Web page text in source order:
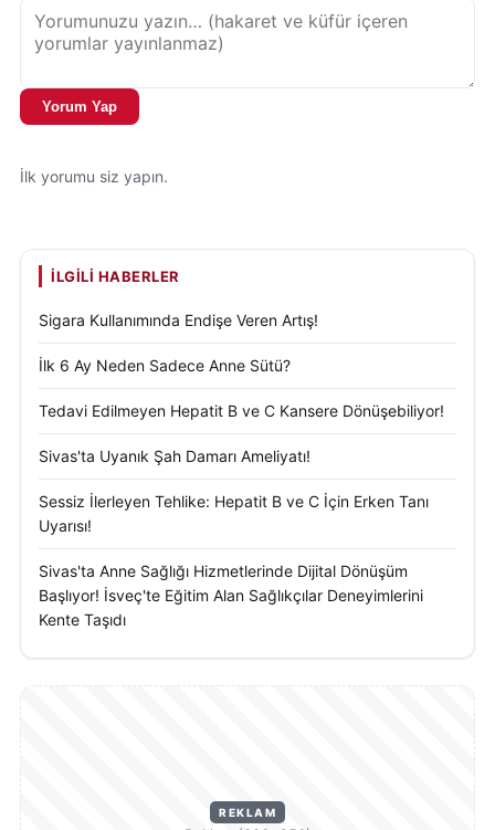
Yorum Yap
İlk yorumu siz yapın.
İLGILI HABERLER
Sigara Kullanımında Endişe Veren Artış!
İlk 6 Ay Neden Sadece Anne Sütü?
Tedavi Edilmeyen Hepatit B ve C Kansere Dönüşebiliyor!
Sivas'ta Uyanık Şah Damarı Ameliyatı!
Sessiz İlerleyen Tehlike: Hepatit B ve C İçin Erken Tanı
Uyarısı!
Sivas'ta Anne Sağlığı Hizmetlerinde Dijital Dönüşüm
Başlıyor! İsveç'te Eğitim Alan Sağlıkçılar Deneyimlerini
Kente Taşıdı
REKLAM